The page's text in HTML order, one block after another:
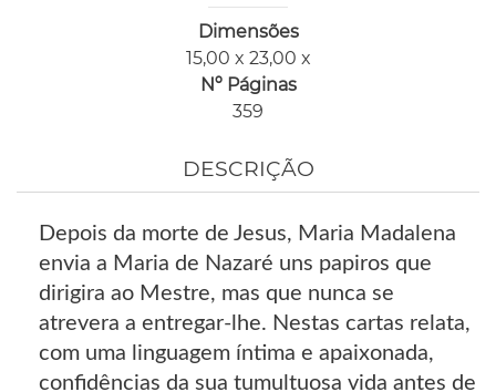
Dimensões
15,00 x 23,00 x
Nº Páginas
359
DESCRIÇÃO
Depois da morte de Jesus, Maria Madalena
envia a Maria de Nazaré uns papiros que
dirigira ao Mestre, mas que nunca se
atrevera a entregar-lhe. Nestas cartas relata,
com uma linguagem íntima e apaixonada,
confidências da sua tumultuosa vida antes de